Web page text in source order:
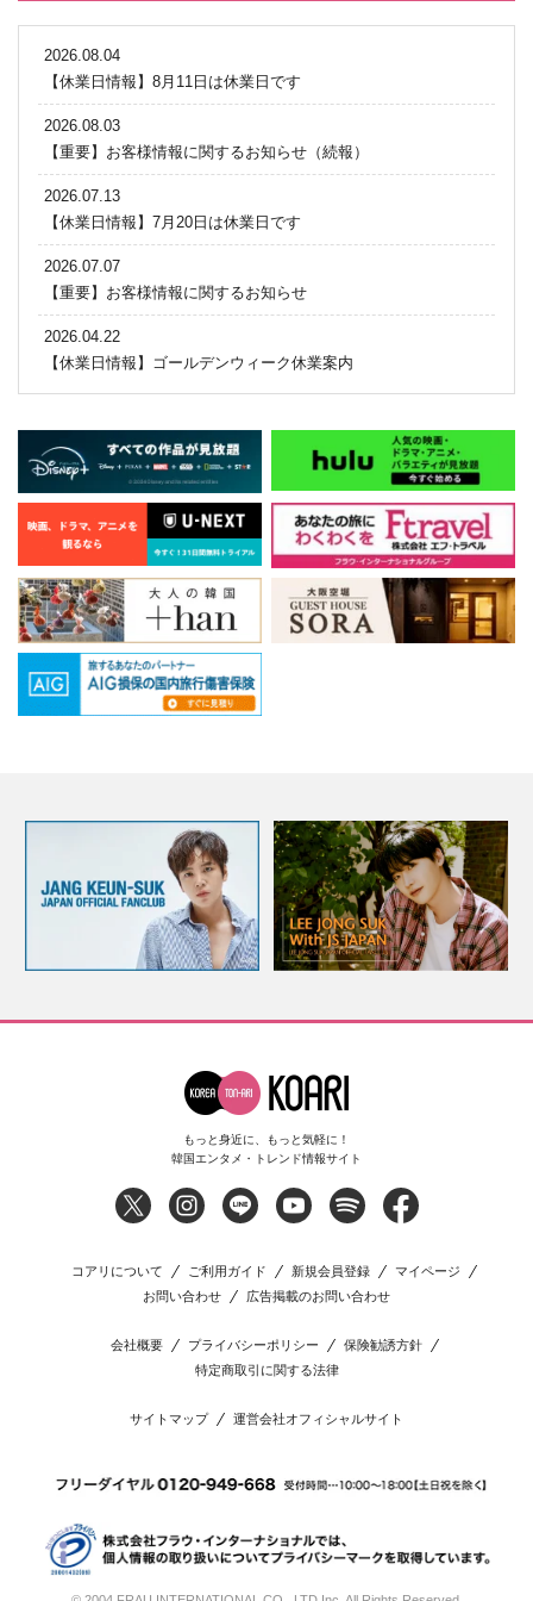
2026.08.04
【休業日情報】8月11日は休業日です
2026.08.03
【重要】お客様情報に関するお知らせ（続報）
2026.07.13
【休業日情報】7月20日は休業日です
2026.07.07
【重要】お客様情報に関するお知らせ
2026.04.22
【休業日情報】ゴールデンウィーク休業案内
もっと身近に、もっと気軽に！
韓国エンタメ・トレンド情報サイト
コアリについて ご利用ガイド 新規会員登録
マイページ
お問い合わせ
広告掲載のお問い合わせ
会社概要 プライバシーポリシー
保険勧誘方針
特定商取引に関する法律
サイトマップ 運営会社オフィシャルサイト